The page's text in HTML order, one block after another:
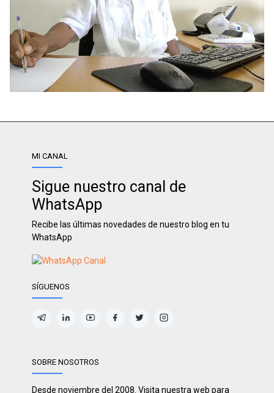
MI CANAL
Sigue nuestro canal de
WhatsApp
Recibe las últimas novedades de nuestro blog en tu
WhatsApp
SÍGUENOS
SOBRE NOSOTROS
Desde noviembre del 2008. Visita nuestra web para